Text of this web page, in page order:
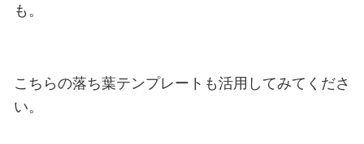
も。
こちらの落ち葉テンプレートも活用してみてくださ
い。